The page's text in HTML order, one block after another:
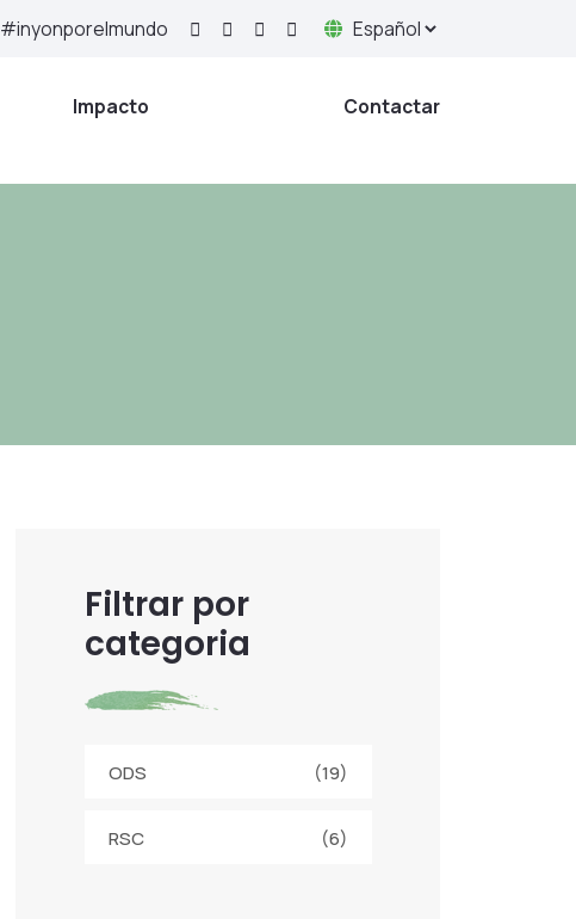
#inyonporelmundo
Impacto Contactar
Filtrar por
categoria
ODS (19)
RSC (6)